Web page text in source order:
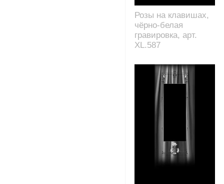
Розы на клавишах,
чёрно-белая
гравировка, арт.
XL.587